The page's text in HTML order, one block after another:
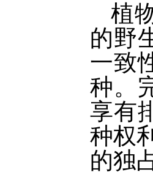
植
的野
一致
种。
享有
种权
的独